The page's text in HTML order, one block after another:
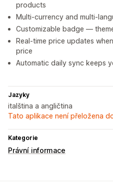
products
Multi-currency and multi-
Customizable badge —
Real-time price updates
price
Automatic daily sync keeps
Jazyky
italština a angličtina
Tato aplikace není přeložena
Kategorie
Právní informace